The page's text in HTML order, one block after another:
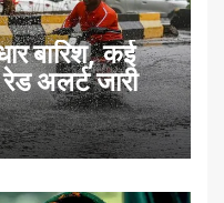
बारिश, कई
अलर्ट जारी